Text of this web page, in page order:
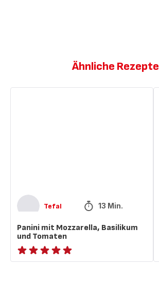
Ähnliche Rezepte
Tefal 13 Min.
Panini mit Mozzarella, Basilikum
und Tomaten
ratings.NaN